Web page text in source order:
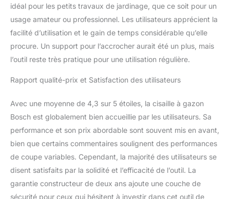
idéal pour les petits travaux de jardinage, que ce soit pour un
usage amateur ou professionnel. Les utilisateurs apprécient la
facilité d’utilisation et le gain de temps considérable qu’elle
procure. Un support pour l’accrocher aurait été un plus, mais
l’outil reste très pratique pour une utilisation régulière.
Rapport qualité-prix et Satisfaction des utilisateurs
Avec une moyenne de 4,3 sur 5 étoiles, la cisaille à gazon
Bosch est globalement bien accueillie par les utilisateurs. Sa
performance et son prix abordable sont souvent mis en avant,
bien que certains commentaires soulignent des performances
de coupe variables. Cependant, la majorité des utilisateurs se
disent satisfaits par la solidité et l’efficacité de l’outil. La
garantie constructeur de deux ans ajoute une couche de
sécurité pour ceux qui hésitent à investir dans cet outil de